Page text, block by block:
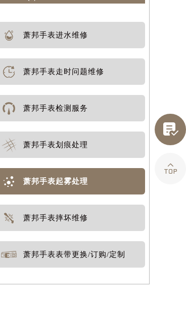
萧邦手表进水维修
萧邦手表走时问题维修
萧邦手表检测服务
萧邦手表划痕处理
萧邦手表起雾处理
萧邦手表摔坏维修
萧邦手表表带更换/订购/定制

